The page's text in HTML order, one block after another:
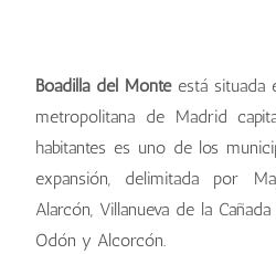
Boadilla del Monteestá situada
metropolitana de Madrid
habitantes es uno de los
expansión, delimitada por
Alarcón, Villanueva de la
Odón y Alcorcón.